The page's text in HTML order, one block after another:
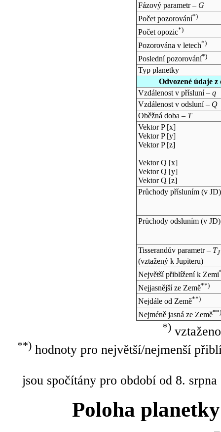
Fázový parametr – G
Počet pozorování*)
Počet opozic*)
Pozorována v letech*)
Poslední pozorování*)
Typ planetky
Odvozené údaje
Vzdálenost v přísluní – q
Vzdálenost v odsluní – Q
Oběžná doba – T
Vektor P [x]
Vektor P [y]
Vektor P [z]
Vektor Q [x]
Vektor Q [y]
Vektor Q [z]
Průchody přísluním (v JD)
Průchody odsluním (v JD)
Tisserandův parametr – TJ
(vztažený k Jupiteru)
Největší přiblížení k Zemi
Nejjasnější ze Země**)
Nejdále od Země**)
Nejméně jasná ze Země**)
*)
**)hodnoty pro největší/nejmenší
jsou spočítány pro období od 8.
Poloha